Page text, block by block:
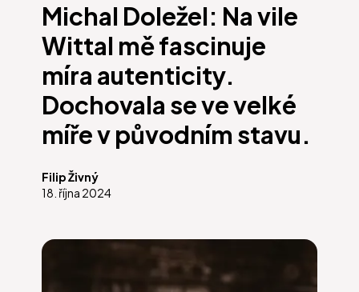
Michal Doležel: Na vile
Wittal mě fascinuje
míra autenticity.
Dochovala se ve velké
míře v původním stavu.
Filip Živný
18. října 2024